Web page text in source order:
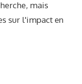
mais
sur l'impact en